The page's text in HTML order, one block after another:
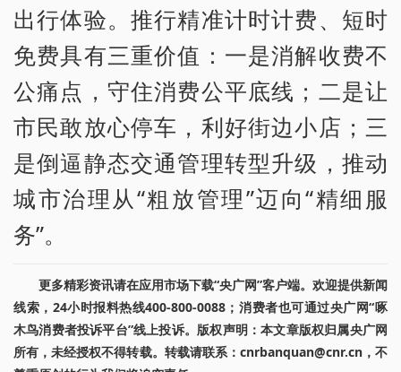
出行体验。推行精准计时计费、短时
免费具有三重价值：一是消解收费不
公痛点，守住消费公平底线；二是让
市民敢放心停车，利好街边小店；三
是倒逼静态交通管理转型升级，推动
城市治理从“粗放管理”迈向“精细服
务”。
更多精彩资讯请在应用市场下载“央广网”客户端。欢迎提供新闻
线索，24小时报料热线400-800-0088；消费者也可通过央广网“啄
木鸟消费者投诉平台”线上投诉。版权声明：本文章版权归属央广网
所有，未经授权不得转载。转载请联系：cnrbanquan@cnr.cn，不